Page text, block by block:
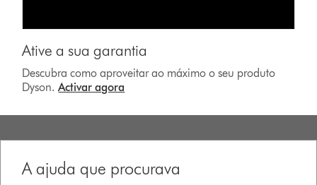
Ative a sua garantia
Descubra como aproveitar ao máximo o seu produto
Dyson.Activar agora
A ajuda que procurava